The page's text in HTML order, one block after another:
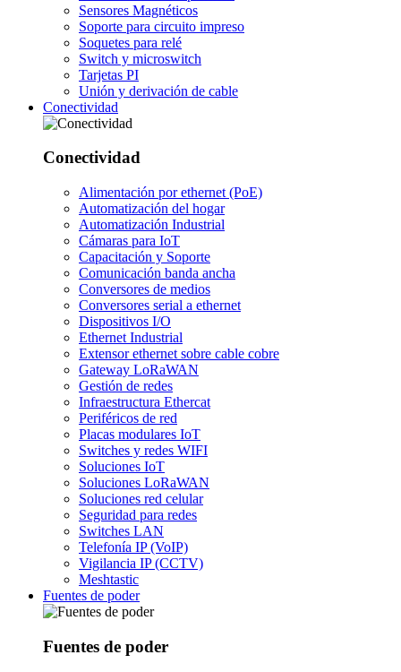
Sensores Magnéticos
Soporte para circuito impreso
Soquetes para relé
Switch y microswitch
Tarjetas PI
Unión y derivación de cable
Conectividad
Conectividad
Alimentación por ethernet (PoE)
Automatización del hogar
Automatización Industrial
Cámaras para IoT
Capacitación y Soporte
Comunicación banda ancha
Conversores de medios
Conversores serial a ethernet
Dispositivos I/O
Ethernet Industrial
Extensor ethernet sobre cable cobre
Gateway LoRaWAN
Gestión de redes
Infraestructura Ethercat
Periféricos de red
Placas modulares IoT
Switches y redes WIFI
Soluciones IoT
Soluciones LoRaWAN
Soluciones red celular
Seguridad para redes
Switches LAN
Telefonía IP (VoIP)
Vigilancia IP (CCTV)
Meshtastic
Fuentes de poder
Fuentes de poder